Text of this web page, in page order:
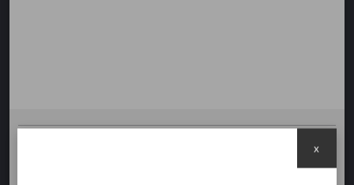
esterno. Questa collezione è caratterizzata da un inconfondibile
x